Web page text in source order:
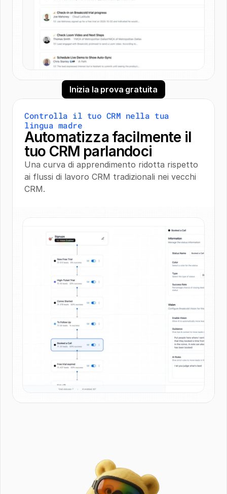
Inizia la prova gratuita
Controlla il tuo CRM nella tua
lingua madre
Automatizza facilmente il
tuo CRM parlandoci
Una curva di apprendimento ridotta rispetto
ai flussi di lavoro CRM tradizionali nei vecchi
CRM.